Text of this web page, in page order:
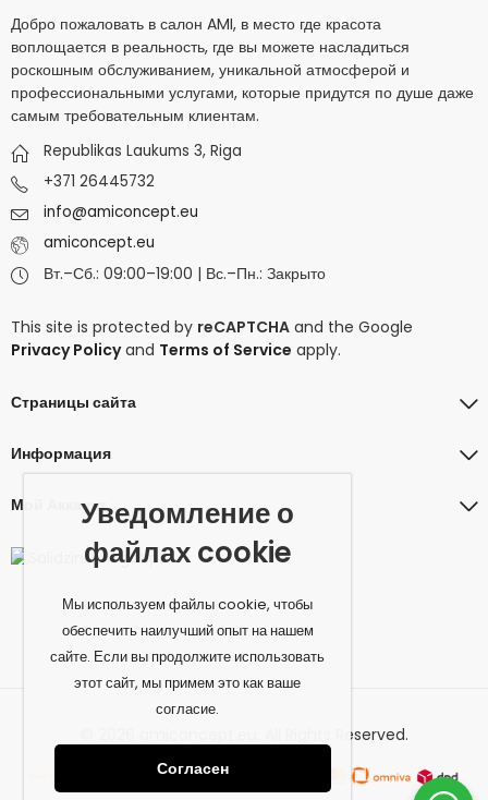
Добро пожаловать в салон AMI, в место где красота
воплощается в реальность, где вы можете насладиться
роскошным обслуживанием, уникальной атмосферой и
профессиональными услугами, которые придутся по душе даже
самым требовательным клиентам.
Republikas Laukums 3, Riga
+371 26445732
info@amiconcept.eu
amiconcept.eu
Вт.–Сб.: 09:00–19:00 | Вс.–Пн.: Закрыто
This site is protected by reCAPTCHA and the Google
Privacy Policyand Terms of Service apply.
Страницы сайта
Информация
Мой Аккаунт
© 2026 amiconcept.eu. All Rights Reserved.
Уведомление о
файлах cookie
Мы используем файлы cookie, чтобы
обеспечить наилучший опыт на нашем
сайте. Если вы продолжите использовать
этот сайт, мы примем это как ваше
согласие.
Согласен